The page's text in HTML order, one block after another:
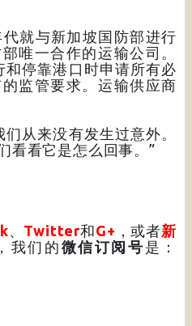
就与新加坡国防部进行
唯一合作的运输公司。
和停靠港口时申请所有必
监管要求。运输供应商
从来没有发生过意外。
看它是怎么回事。”
Twitter和G+ ，或者新
我们的 微信订阅号 是：